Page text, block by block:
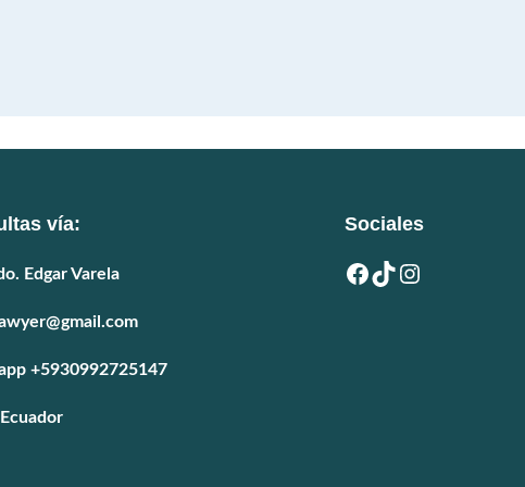
vía:
Edgar Varela
+5930992725147
Sociales
Facebook TikTok Instagram